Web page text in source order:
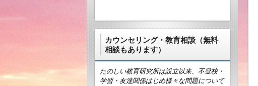
カウンセリング・教育相談（無料
相談もあります）
たのしい教育研究所は設立以来、不登校・
学習・友達関係はじめ様々な問題について